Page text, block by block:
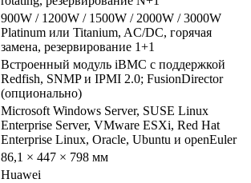
900W / 1200W / 1500W / 2000W / 3000W
Platinum или Titanium, AC/DC, горячая
замена, резервирование 1+1
Встроенный модуль iBMC с поддержкой
Redfish, SNMP и IPMI 2.0; FusionDirector
(опционально)
Microsoft Windows Server, SUSE Linux
Enterprise Server, VMware ESXi, Red Hat
Enterprise Linux, Oracle, Ubuntu и openEuler
86,1 × 447 × 798 мм
Huawei